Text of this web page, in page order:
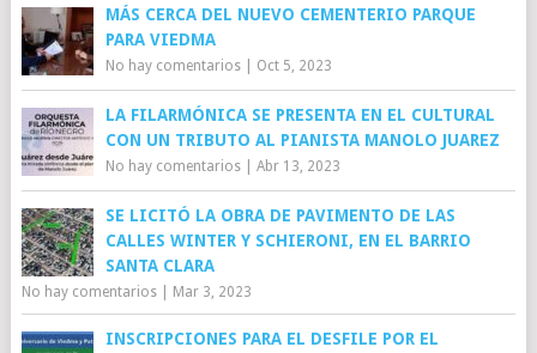
MÁS CERCA DEL NUEVO CEMENTERIO PARQUE
PARA VIEDMA
No hay comentarios| Oct 5, 2023
LA FILARMÓNICA SE PRESENTA EN EL CULTURAL
CON UN TRIBUTO AL PIANISTA MANOLO JUAREZ
No hay comentarios| Abr 13, 2023
SE LICITÓ LA OBRA DE PAVIMENTO DE LAS
CALLES WINTER Y SCHIERONI, EN EL BARRIO
SANTA CLARA
No hay comentarios| Mar 3, 2023
INSCRIPCIONES PARA EL DESFILE POR EL